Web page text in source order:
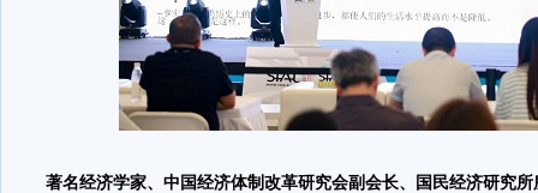
著名经济学家、中国经济体制改革研究会副会长、国民经济研究